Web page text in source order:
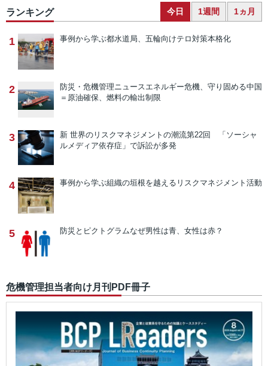
ランキング 今日 1週間 1ヵ月
1 事例から学ぶ都水道局、五輪向けテロ対策本格化
2 防災・危機管理ニュースエネルギー危機、守り固める中国
＝原油確保、燃料の輸出制限
3 新 世界のリスクマネジメントの潮流第22回 「ソーシャ
ルメディア依存症」で訴訟が多発
4 事例から学ぶ組織の垣根を越えるリスクマネジメント活動
5 防災とピクトグラムなぜ男性は青、女性は赤？
危機管理担当者向け月刊PDF冊子